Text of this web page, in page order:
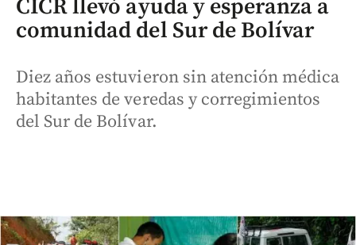
CICR llevó ayuda y esperanza a
comunidad del Sur de Bolívar
Diez años estuvieron sin atención médica
habitantes de veredas y corregimientos
del Sur de Bolívar.